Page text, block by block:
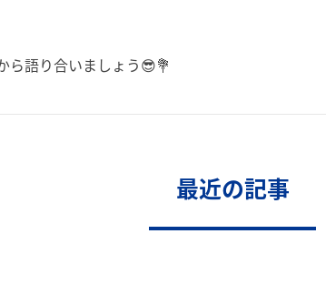
ら語り合いましょう😎💐
最近の記事